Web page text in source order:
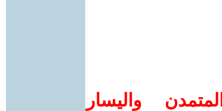
واليسار